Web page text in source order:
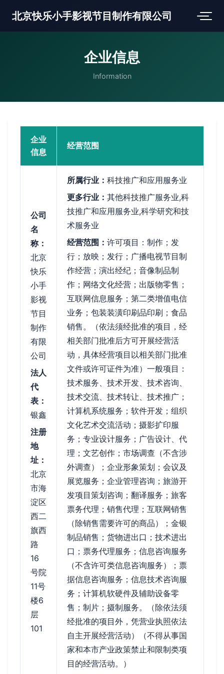
北京快乐小手影视节目制作有限公司
企业信息
Information
企业
信息
经营范围
公司
名
称：
北京
快乐
小手
影视
节目
制作
有限
公司
法人
代
表：
银鑫
注册
地
址：
北京
市海
淀区
西二
旗西
路
16
号院
11号
楼6
层
101
所属行业： 科技推广和应用服务业
更多行业： 其他科技推广服务业,科
技推广和应用服务业,科学研究和技
术服务业
经营范围： 许可项目：制作；发
行；放映；发行；广播电视节目制
作经营；演出经纪；音像制品制
作；网络文化经营；出版物零售；
互联网信息服务；第二类增值电信
业务；包装装潢印刷品印刷；食品
销售。（依法须经批准的项目，经
相关部门批准后方可开展经营活
动，具体经营项目以相关部门批准
文件或许可证件为准）一般项目：
技术服务、技术开发、技术咨询、
技术交流、技术转让、技术推广；
计算机系统服务；软件开发；组织
文化艺术交流活动；摄影扩印服
务；专业设计服务；广告设计、代
理；文艺创作；市场调查（不含涉
外调查）；企业形象策划；会议及
展览服务；企业管理咨询；旅游开
发项目策划咨询；翻译服务；旅客
票务代理；销售代理；互联网销售
（除销售需要许可的商品）；金银
制品销售；货物进出口；技术进出
口；票务代理服务；信息咨询服务
（不含许可类信息咨询服务）；票
据信息咨询服务；信息技术咨询服
务；计算机软硬件及辅助设备零
售；制片；摄制服务。（除依法须
经批准的项目外，凭营业执照依法
自主开展经营活动）（不得从事国
家和本市产业政策禁止和限制类项
目的经营活动。）